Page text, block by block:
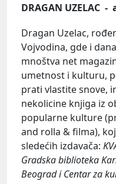
DRAGAN UZELAC
Dragan Uzelac,
Vojvodina, gde i
mnoštva net
umetnost i kulturu,
prati vlastite snove,
nekolicine knjiga iz
popularne kulture
and rolla & filma),
sledećih izdavača:
Gradska biblioteka
Beograd i Centar za